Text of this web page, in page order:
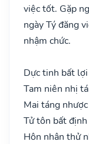
việc tốt. Gặp
ngày Tý đăng
nhậm chức.
Dực tinh bất
Tam niên nhị
Mai táng
Tử tôn bất
Hôn nhân thử